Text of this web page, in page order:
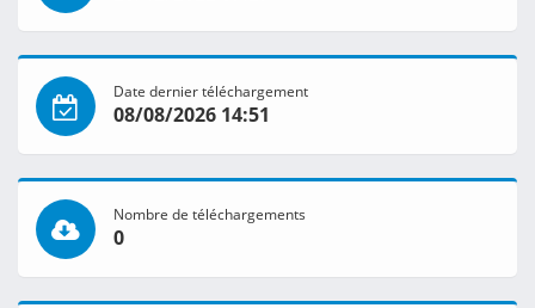
Date dernier téléchargement
08/08/2026 14:51
Nombre de téléchargements
0